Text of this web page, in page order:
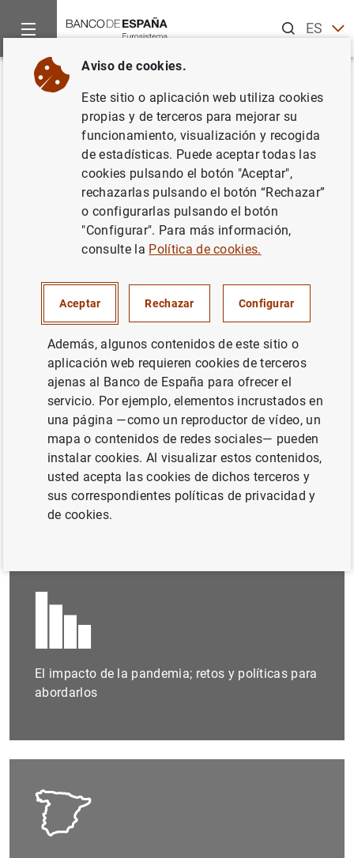
ESEN
Inicio Publicaciones
Volver
Informe Anual 2020
Serie: Informe Anual.
BANCO DE ESPAÑA
Documento completo
Informe Anual 2020 (14 MB)
El impacto de la pandemia; retos y políticas para
abordarlos
Aviso de cookies.
Este sitio o aplicación web utiliza cookies
propias y de terceros para mejorar su
funcionamiento, visualización y recogida
de estadísticas. Puede aceptar todas las
cookies pulsando el botón "Aceptar",
rechazarlas pulsando el botón “Rechazar”
o configurarlas pulsando el botón
"Configurar". Para más información,
consulte la Política de cookies.
Aceptar Rechazar Configurar
Además, algunos contenidos de este sitio o
aplicación web requieren cookies de terceros
ajenas al Banco de España para ofrecer el
servicio. Por ejemplo, elementos incrustados en
una página —como un reproductor de vídeo, un
mapa o contenidos de redes sociales— pueden
instalar cookies. Al visualizar estos contenidos,
usted acepta las cookies de dichos terceros y
sus correspondientes políticas de privacidad y
de cookies.